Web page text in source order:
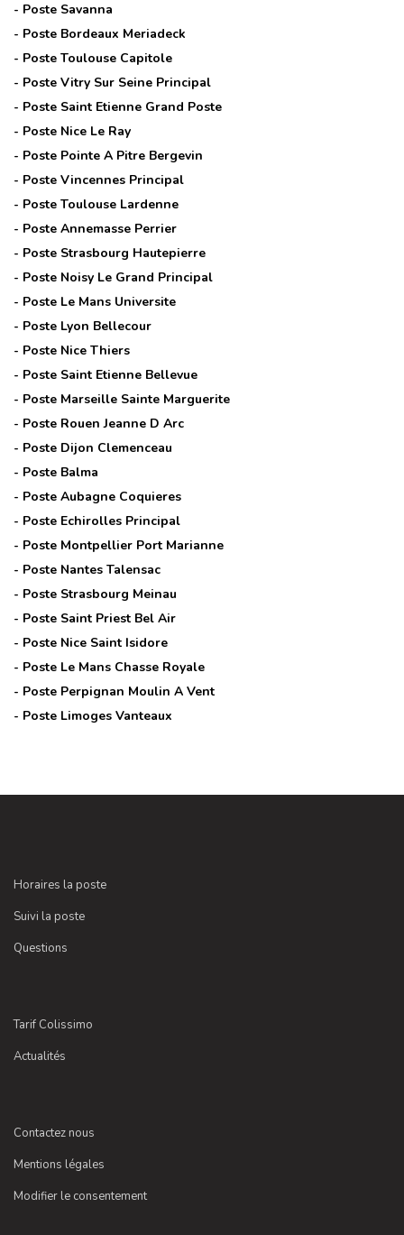
- Poste Savanna
- Poste Bordeaux Meriadeck
- Poste Toulouse Capitole
- Poste Vitry Sur Seine Principal
- Poste Saint Etienne Grand Poste
- Poste Nice Le Ray
- Poste Pointe A Pitre Bergevin
- Poste Vincennes Principal
- Poste Toulouse Lardenne
- Poste Annemasse Perrier
- Poste Strasbourg Hautepierre
- Poste Noisy Le Grand Principal
- Poste Le Mans Universite
- Poste Lyon Bellecour
- Poste Nice Thiers
- Poste Saint Etienne Bellevue
- Poste Marseille Sainte Marguerite
- Poste Rouen Jeanne D Arc
- Poste Dijon Clemenceau
- Poste Balma
- Poste Aubagne Coquieres
- Poste Echirolles Principal
- Poste Montpellier Port Marianne
- Poste Nantes Talensac
- Poste Strasbourg Meinau
- Poste Saint Priest Bel Air
- Poste Nice Saint Isidore
- Poste Le Mans Chasse Royale
- Poste Perpignan Moulin A Vent
- Poste Limoges Vanteaux
Horaires la poste
Suivi la poste
Questions
Tarif Colissimo
Actualités
Contactez nous
Mentions légales
Modifier le consentement